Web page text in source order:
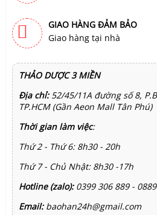
GIAO HÀNG ĐẢM BẢO
Giao hàng tại nhà
THẢO DƯỢC 3 MIỀN
Địa chỉ:52/45/11A đường số 8,
TP.HCM (Gần Aeon Mall Tân Phú)
Thời gian làm việc:
Thứ 2 - Thứ 6: 8h30 - 20h
Thứ 7 - Chủ Nhật: 8h30 -17h
Hotline (zalo): 0399 306 889 -
Email:baohan24h@gmail.com